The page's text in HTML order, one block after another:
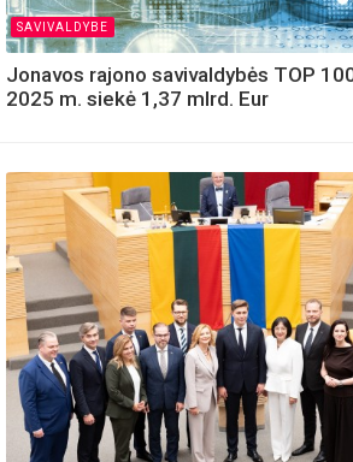
SAVIVALDYBE
Jonavos rajono savivaldybės TOP
2025 m. siekė 1,37 mlrd. Eur